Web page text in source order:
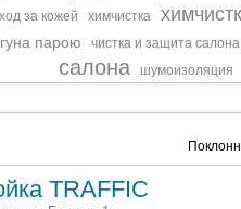
за кожей химчистка
парою чистка и защита салона
салона шумоизоляция
TRAFFIC